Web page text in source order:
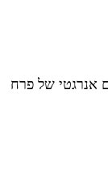
אנרגטי של פרח